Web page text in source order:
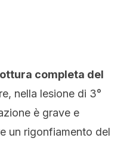
completa del
nella lesione di 3°
è grave e
un rigonfiamento del